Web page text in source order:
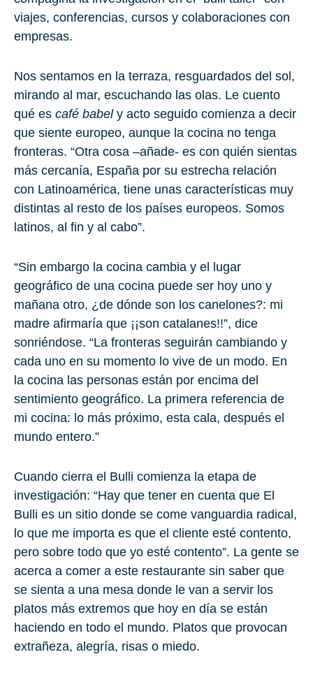
viajes, conferencias, cursos y colaboraciones con
empresas.
Nos sentamos en la terraza, resguardados del sol,
mirando al mar, escuchando las olas. Le cuento
qué es café babely acto seguido comienza a decir
que siente europeo, aunque la cocina no tenga
fronteras. “Otra cosa –añade- es con quién sientas
más cercanía, España por su estrecha relación
con Latinoamérica, tiene unas características muy
distintas al resto de los países europeos. Somos
latinos, al fin y al cabo”.
“Sin embargo la cocina cambia y el lugar
geográfico de una cocina puede ser hoy uno y
mañana otro, ¿de dónde son los canelones?: mi
madre afirmaría que ¡¡son catalanes!!”, dice
sonriéndose. “La fronteras seguirán cambiando y
cada uno en su momento lo vive de un modo. En
la cocina las personas están por encima del
sentimiento geográfico. La primera referencia de
mi cocina: lo más próximo, esta cala, después el
mundo entero.”
Cuando cierra el Bulli comienza la etapa de
investigación: “Hay que tener en cuenta que El
Bulli es un sitio donde se come vanguardia radical,
lo que me importa es que el cliente esté contento,
pero sobre todo que yo esté contento”. La gente se
acerca a comer a este restaurante sin saber que
se sienta a una mesa donde le van a servir los
platos más extremos que hoy en día se están
haciendo en todo el mundo. Platos que provocan
extrañeza, alegría, risas o miedo.